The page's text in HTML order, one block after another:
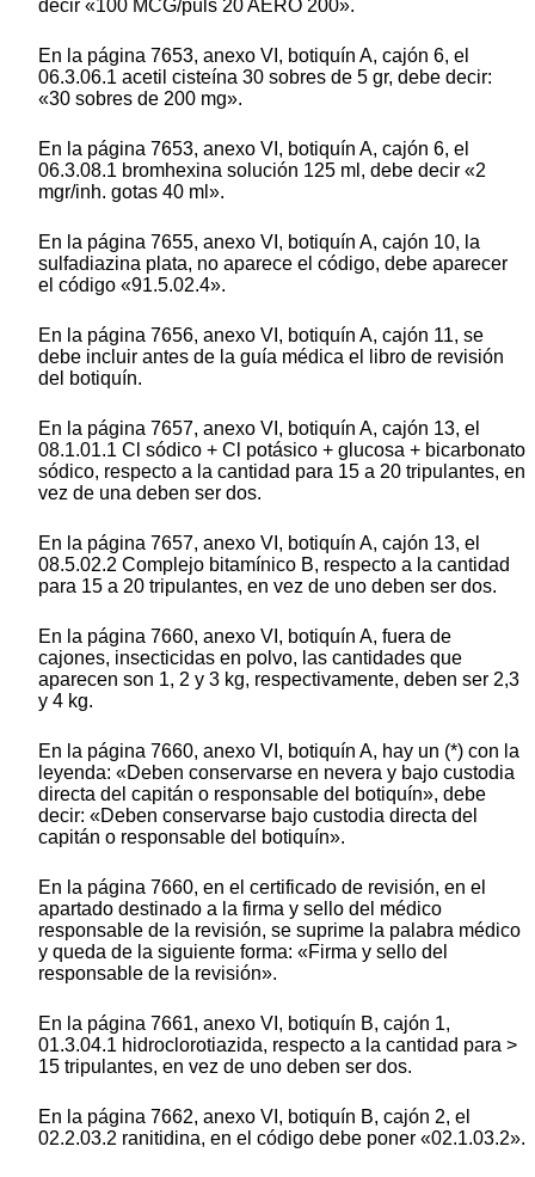
decir «100 MCG/puls 20 AERO 200».
En la página 7653, anexo VI, botiquín A, cajón 6, el
06.3.06.1 acetil cisteína 30 sobres de 5 gr, debe decir:
«30 sobres de 200 mg».
En la página 7653, anexo VI, botiquín A, cajón 6, el
06.3.08.1 bromhexina solución 125 ml, debe decir «2
mgr/inh. gotas 40 ml».
En la página 7655, anexo VI, botiquín A, cajón 10, la
sulfadiazina plata, no aparece el código, debe aparecer
el código «91.5.02.4».
En la página 7656, anexo VI, botiquín A, cajón 11, se
debe incluir antes de la guía médica el libro de revisión
del botiquín.
En la página 7657, anexo VI, botiquín A, cajón 13, el
08.1.01.1 Cl sódico + Cl potásico + glucosa + bicarbonato
sódico, respecto a la cantidad para 15 a 20 tripulantes, en
vez de una deben ser dos.
En la página 7657, anexo VI, botiquín A, cajón 13, el
08.5.02.2 Complejo bitamínico B, respecto a la cantidad
para 15 a 20 tripulantes, en vez de uno deben ser dos.
En la página 7660, anexo VI, botiquín A, fuera de
cajones, insecticidas en polvo, las cantidades que
aparecen son 1, 2 y 3 kg, respectivamente, deben ser 2,3
y 4 kg.
En la página 7660, anexo VI, botiquín A, hay un (*) con la
leyenda: «Deben conservarse en nevera y bajo custodia
directa del capitán o responsable del botiquín», debe
decir: «Deben conservarse bajo custodia directa del
capitán o responsable del botiquín».
En la página 7660, en el certificado de revisión, en el
apartado destinado a la firma y sello del médico
responsable de la revisión, se suprime la palabra médico
y queda de la siguiente forma: «Firma y sello del
responsable de la revisión».
En la página 7661, anexo VI, botiquín B, cajón 1,
01.3.04.1 hidroclorotiazida, respecto a la cantidad para >
15 tripulantes, en vez de uno deben ser dos.
En la página 7662, anexo VI, botiquín B, cajón 2, el
02.2.03.2 ranitidina, en el código debe poner «02.1.03.2».